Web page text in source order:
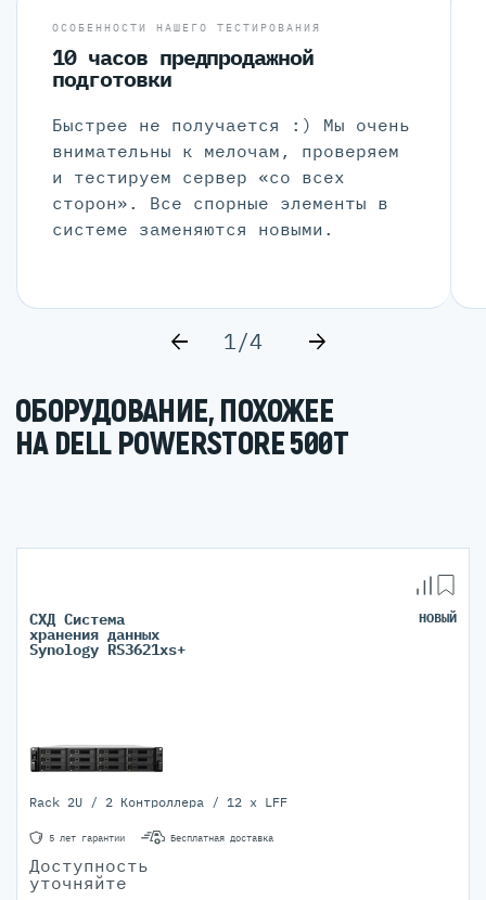
ОСОБЕННОСТИ НАШЕГО ТЕСТИРОВАНИЯ
10 часов предпродажной
подготовки
Быстрее не получается :) Мы очень
внимательны к мелочам, проверяем
и тестируем сервер «со всех
сторон». Все спорные элементы в
системе заменяются новыми.
1/4
ОБОРУДОВАНИЕ, ПОХОЖЕЕ
НА DELL POWERSTORE 500T
СХД Система
хранения данных
Synology RS3621xs+
НОВЫЙ
Rack 2U / 2 Контроллера / 12 x LFF
5 лет гарантии Бесплатная доставка
Доступность
уточняйте